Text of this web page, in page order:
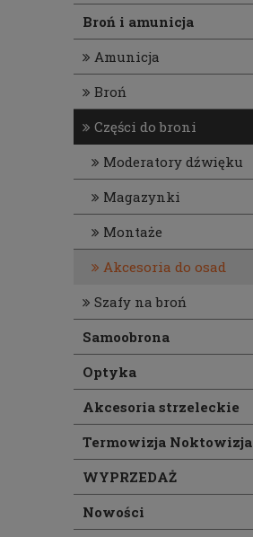
Broń i amunicja
Amunicja
Broń
Części do broni
Moderatory dźwięku
Magazynki
Montaże
Akcesoria do osad
Szafy na broń
Samoobrona
Optyka
Akcesoria strzeleckie
Termowizja Noktowizja
WYPRZEDAŻ
Nowości